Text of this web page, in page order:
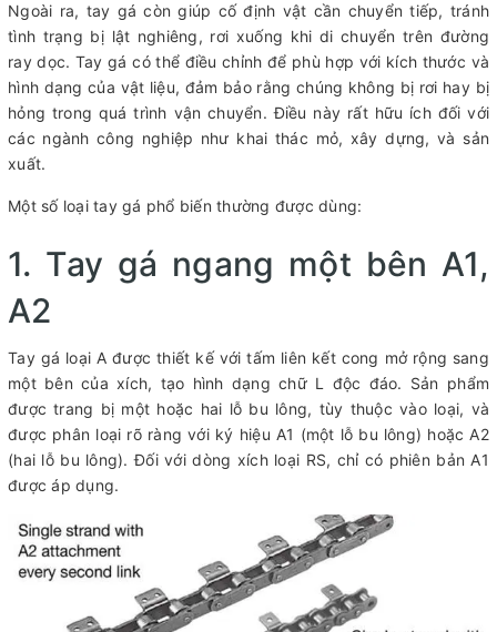
Ngoài ra, tay gá còn giúp cố định vật cần chuyển tiếp, tránh
tình trạng bị lật nghiêng, rơi xuống khi di chuyển trên đường
ray dọc. Tay gá có thể điều chỉnh để phù hợp với kích thước và
hình dạng của vật liệu, đảm bảo rằng chúng không bị rơi hay bị
hỏng trong quá trình vận chuyển. Điều này rất hữu ích đối với
các ngành công nghiệp như khai thác mỏ, xây dựng, và sản
xuất.
Một số loại tay gá phổ biến thường được dùng:
1. Tay gá ngang một bên A1,
A2
Tay gá loại A được thiết kế với tấm liên kết cong mở rộng sang
một bên của xích, tạo hình dạng chữ L độc đáo. Sản phẩm
được trang bị một hoặc hai lỗ bu lông, tùy thuộc vào loại, và
được phân loại rõ ràng với ký hiệu A1 (một lỗ bu lông) hoặc A2
(hai lỗ bu lông). Đối với dòng xích loại RS, chỉ có phiên bản A1
được áp dụng.